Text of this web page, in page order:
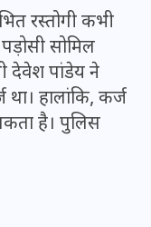
रस्तोगी कभी
सोमिल
देवेश पांडेय ने
हालांकि, कर्ज
है। पुलिस
पंखे
भावुक
यहीं